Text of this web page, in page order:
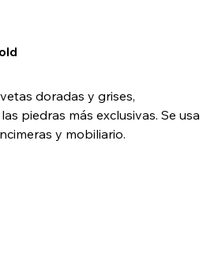
doradas y grises,
piedras más exclusivas. Se usa
y mobiliario.